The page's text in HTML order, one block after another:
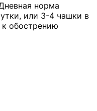
норма
или 3-4 чашки в
обострению